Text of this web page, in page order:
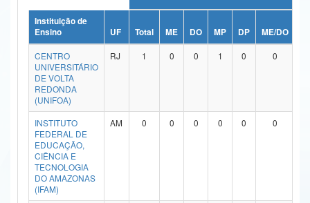
Ministério da Ciência, Tecnologia, Inovações e Comunicações
Ministério do Meio Ambiente
Ministério do Turismo
Ministério do Desenvolvimento Regional
Controladoria-Geral da União
Ministério da Mulher, da Família e dos Direitos Humanos
Secretaria-Geral
Instituição de
Ensino
UF Total ME DO MP DP ME/DO
CENTRO
UNIVERSITÁRIO
DE VOLTA
REDONDA
(UNIFOA)
RJ 1 0 0 1 0 0
INSTITUTO
FEDERAL DE
EDUCAÇÃO,
CIÊNCIA E
TECNOLOGIA
DO AMAZONAS
(IFAM)
AM 0 0 0 0 0 0